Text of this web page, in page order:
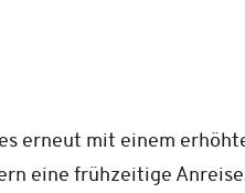
erneut mit einem
eine frühzeitige